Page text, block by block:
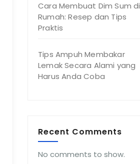
Cara Membuat Dim Sum di
Rumah: Resep dan Tips
Praktis
Tips Ampuh Membakar
Lemak Secara Alami yang
Harus Anda Coba
Recent Comments
No comments to show.